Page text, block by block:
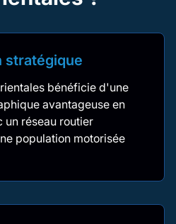
stratégique
bénéficie d'une
avantageuse en
un réseau routier
population motorisée